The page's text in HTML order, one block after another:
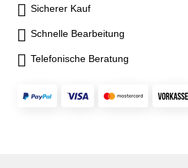
Sicherer Kauf
Schnelle Bearbeitung
Telefonische Beratung